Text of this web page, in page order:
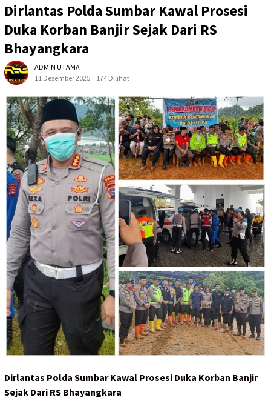
Dirlantas Polda Sumbar Kawal Prosesi
Duka Korban Banjir Sejak Dari RS
Bhayangkara
ADMIN UTAMA
11 Desember 2025
174 Dilihat
Dirlantas Polda Sumbar Kawal Prosesi Duka Korban Banjir
Sejak Dari RS Bhayangkara